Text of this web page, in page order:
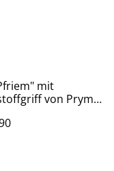
mit
von Prym